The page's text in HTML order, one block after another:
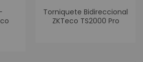
Torniquete Bidireccional
ZKTeco TS2000 Pro